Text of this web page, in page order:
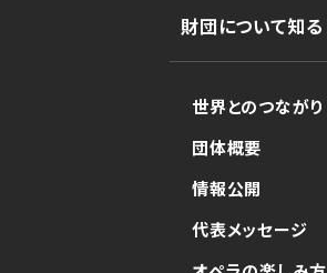
財団について知る
世界とのつながり
団体概要
情報公開
代表メッセージ